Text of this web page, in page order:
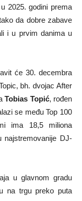
2025. godini prema
da dobre zabave
i u prvim danima u
će 30. decembra
bh. dvojac After
Tobias Topić, rođen
se među Top 100
ima 18,5 miliona
najstremovanije DJ-
u glavnom gradu
na trgu preko puta